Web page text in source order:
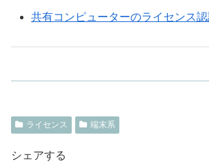
共有コンピューターのライセンス
ライセンス 端末系
シェアする